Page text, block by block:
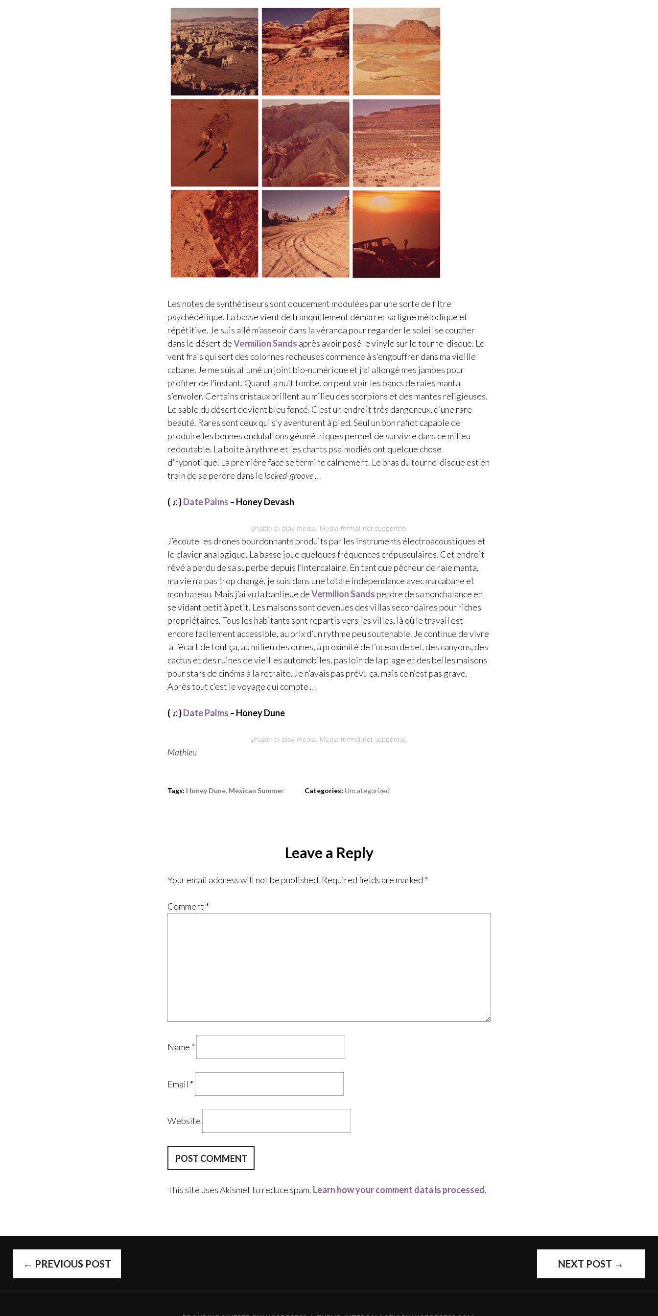
Les notes de synthétiseurs sont doucement modulées par une sorte de filtre
psychédélique. La basse vient de tranquillement démarrer sa ligne mélodique et
répétitive. Je suis allé m’asseoir dans la véranda pour regarder le soleil se coucher
dans le désert deVermilion Sands après avoir posé le vinyle sur le tourne-disque. Le
vent frais qui sort des colonnes rocheuses commence à s’engouffrer dans ma vieille
cabane. Je me suis allumé un joint bio-numérique et j’ai allongé mes jambes pour
profiter de l’instant. Quand la nuit tombe, on peut voir les bancs de raies manta
s’envoler. Certains cristaux brillent au milieu des scorpions et des mantes religieuses.
Le sable du désert devient bleu foncé. C’est un endroit très dangereux, d’une rare
beauté. Rares sont ceux qui s’y aventurent à pied. Seul un bon rafiot capable de
produire les bonnes ondulations géométriques permet de survivre dans ce milieu
redoutable. La boite à rythme et les chants psalmodiés ont quelque chose
d’hypnotique. La première face se termine calmement. Le bras du tourne-disque est en
train de se perdre dans le locked-groove…
( ♫)Date Palms – Honey Devash
Unable to play media. Media format not supported.
J’écoute les drones bourdonnants produits par les instruments électroacoustiques et
le clavier analogique. La basse joue quelques fréquences crépusculaires. Cet endroit
rêvé a perdu de sa superbe depuis l’Intercalaire. En tant que pêcheur de raie manta,
ma vie n’a pas trop changé, je suis dans une totale indépendance avec ma cabane et
mon bateau. Mais j’ai vu la banlieue deVermilion Sands perdre de sa nonchalance en
se vidant petit à petit. Les maisons sont devenues des villas secondaires pour riches
propriétaires. Tous les habitants sont repartis vers les villes, là où le travail est
encore facilement accessible, au prix d’un rythme peu soutenable. Je continue de vivre
à l’écart de tout ça, au milieu des dunes, à proximité de l’océan de sel, des canyons, des
cactus et des ruines de vieilles automobiles, pas loin de la plage et des belles maisons
pour stars de cinéma à la retraite. Je n’avais pas prévu ça, mais ce n’est pas grave.
Après tout c’est le voyage qui compte …
( ♫)Date Palms – Honey Dune
Unable to play media. Media format not supported.
Mathieu
Tags: Honey Dune, Mexican Summer Categories: Uncategorized
Leave a Reply
Your email address will not be published. Required fields are marked *
Comment *
Name *
Email *
Website
This site uses Akismet to reduce spam. Learn how your comment data is processed.
POST
← PREVIOUS POST NEXT POST →